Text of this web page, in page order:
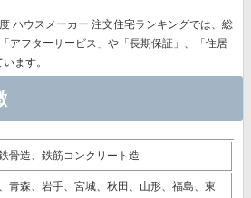
ハウスメーカー 注文住宅ランキングでは、総
「アフターサービス」や「長期保証」、「住居
ます。
骨造、鉄筋コンクリート造
青森、岩手、宮城、秋田、山形、福島、東